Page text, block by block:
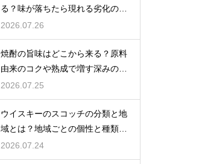
る？味が落ちたら現れる劣化のサ
インを解説
2026.07.26
焼酎の旨味はどこから来る？原料
由来のコクや熟成で増す深みの秘
密を解説
2026.07.25
ウイスキーのスコッチの分類と地
域とは？地域ごとの個性と種類を
解説
2026.07.24